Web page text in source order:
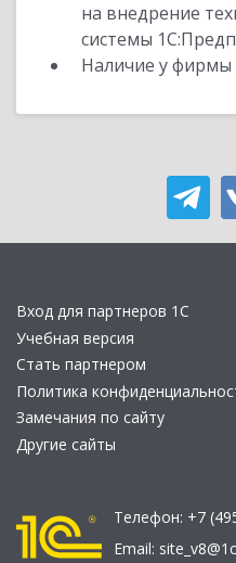
на внедрение
системы
Наличие у фирмы
Вход для партнеров 1С
Учебная версия
Стать партнером
Политика
Замечания по сайту
Другие сайты
Телефон: +7
Email: